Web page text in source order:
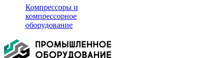
Компрессоры и
компрессорное
оборудование